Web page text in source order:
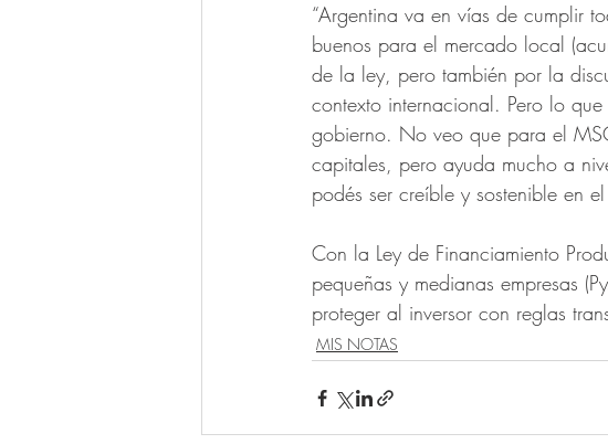
“Argentina va en vías de cumplir
buenos para el mercado local
de la ley, pero también por la
contexto internacional. Pero lo
gobierno. No veo que para el
capitales, pero ayuda mucho a
podés ser creíble y sostenible en el
Con la Ley de Financiamiento
pequeñas y medianas empresas
proteger al inversor con reglas
MIS NOTAS